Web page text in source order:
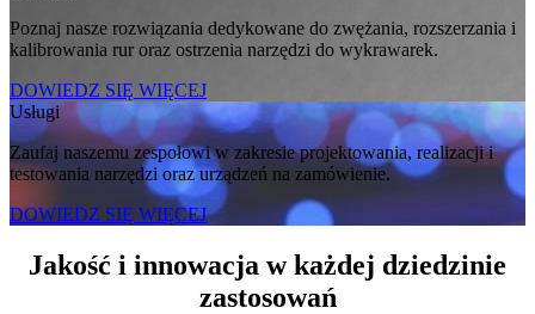
Poznaj nasze rozwiązania dedykowane do zwężania, rozszerzania i
kalibrowania rur oraz ostrzenia narzędzi do wykrawarek.
DOWIEDZ SIĘ WIĘCEJ
Usługi
Zaufaj naszemu zespołowi w zakresie projektowania, realizacji i
testowania narzędzi oraz urządzeń na zamówienie.
DOWIEDZ SIĘ WIĘCEJ
Jakość i innowacja w każdej dziedzinie
zastosowań